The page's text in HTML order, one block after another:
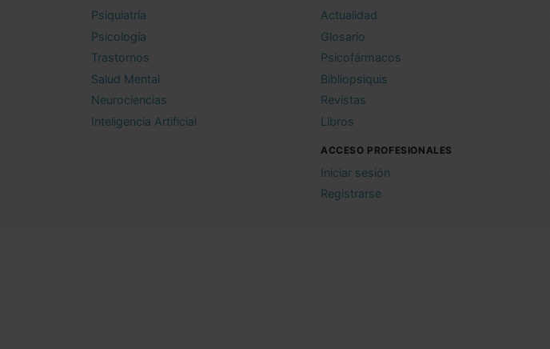
Psiquiatría
Psicología
Trastornos
Salud Mental
Neurociencias
Inteligencia Artificial
Actualidad
Glosario
Psicofármacos
Bibliopsiquis
Revistas
Libros
ACCESO PROFESIONALES
Iniciar sesión
Registrarse